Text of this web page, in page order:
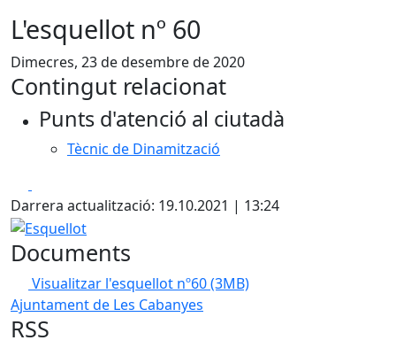
L'esquellot nº 60
Dimecres, 23 de desembre de 2020
Contingut relacionat
Punts d'atenció al ciutadà
Tècnic de Dinamització
Darrera actualització: 19.10.2021 | 13:24
Esquellot
Documents
Visualitzar l'esquellot nº60(3MB)
Ajuntament de Les Cabanyes
RSS